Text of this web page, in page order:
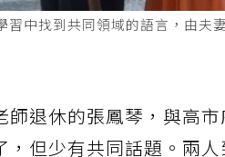
中找到共同領域的語言，由夫
師退休的張鳳琴，與高